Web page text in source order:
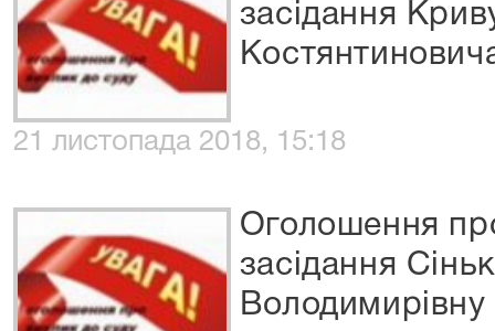
засідання
21 листопада 2018, 15:18
Оголошення
засідання
Володимирівну